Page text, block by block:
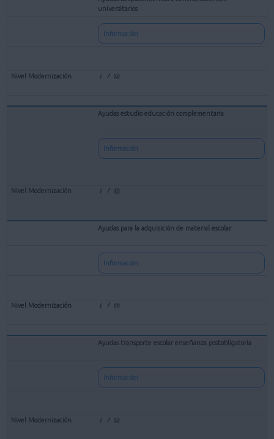
universitarios
Información
Ayudas estudio educación complementaria
Información
Ayudas para la adquisición de material escolar
Información
Ayudas transporte escolar enseñanza postobligatoria
Información